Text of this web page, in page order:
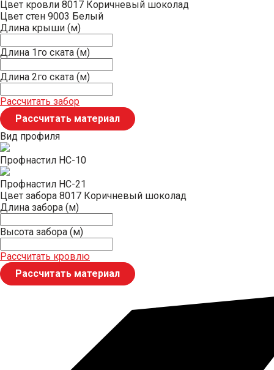
Цвет кровли 8017 Коричневый шоколад
Цвет стен 9003 Белый
Длина крыши (м)
Длина 1го ската (м)
Длина 2го ската (м)
Рассчитать забор
Рассчитать материал
Вид профиля
Профнастил НС-10
Профнастил НС-21
Цвет забора 8017 Коричневый шоколад
Длина забора (м)
Высота забора (м)
Рассчитать кровлю
Рассчитать материал